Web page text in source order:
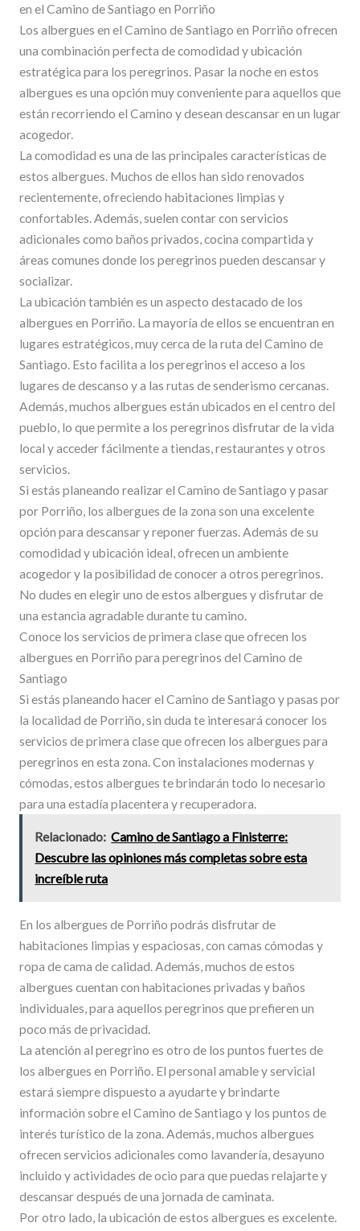
en el Camino de Santiago en Porriño
Los albergues en el Camino de Santiago en Porriño ofrecen
una combinación perfecta de comodidad y ubicación
estratégica para los peregrinos. Pasar la noche en estos
albergues es una opción muy conveniente para aquellos que
están recorriendo el Camino y desean descansar en un lugar
acogedor.
La comodidad es una de las principales características de
estos albergues. Muchos de ellos han sido renovados
recientemente, ofreciendo habitaciones limpias y
confortables. Además, suelen contar con servicios
adicionales como baños privados, cocina compartida y
áreas comunes donde los peregrinos pueden descansar y
socializar.
La ubicación también es un aspecto destacado de los
albergues en Porriño. La mayoría de ellos se encuentran en
lugares estratégicos, muy cerca de la ruta del Camino de
Santiago. Esto facilita a los peregrinos el acceso a los
lugares de descanso y a las rutas de senderismo cercanas.
Además, muchos albergues están ubicados en el centro del
pueblo, lo que permite a los peregrinos disfrutar de la vida
local y acceder fácilmente a tiendas, restaurantes y otros
servicios.
Si estás planeando realizar el Camino de Santiago y pasar
por Porriño, los albergues de la zona son una excelente
opción para descansar y reponer fuerzas. Además de su
comodidad y ubicación ideal, ofrecen un ambiente
acogedor y la posibilidad de conocer a otros peregrinos.
No dudes en elegir uno de estos albergues y disfrutar de
una estancia agradable durante tu camino.
Conoce los servicios de primera clase que ofrecen los
albergues en Porriño para peregrinos del Camino de
Santiago
Si estás planeando hacer el Camino de Santiago y pasas por
la localidad de Porriño, sin duda te interesará conocer los
servicios de primera clase que ofrecen los albergues para
peregrinos en esta zona. Con instalaciones modernas y
cómodas, estos albergues te brindarán todo lo necesario
para una estadía placentera y recuperadora.
Relacionado: Camino de Santiago a Finisterre:
Descubre las opiniones más completas sobre esta
increíble ruta
En los albergues de Porriño podrás disfrutar de
habitaciones limpias y espaciosas, con camas cómodas y
ropa de cama de calidad. Además, muchos de estos
albergues cuentan con habitaciones privadas y baños
individuales, para aquellos peregrinos que prefieren un
poco más de privacidad.
La atención al peregrino es otro de los puntos fuertes de
los albergues en Porriño. El personal amable y servicial
estará siempre dispuesto a ayudarte y brindarte
información sobre el Camino de Santiago y los puntos de
interés turístico de la zona. Además, muchos albergues
ofrecen servicios adicionales como lavandería, desayuno
incluido y actividades de ocio para que puedas relajarte y
descansar después de una jornada de caminata.
Por otro lado, la ubicación de estos albergues es excelente.